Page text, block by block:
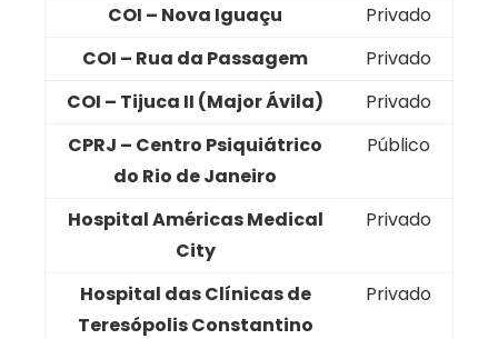
COI – Nova Iguaçu
Privado
COI – Rua da Passagem
Privado
COI – Tijuca II (Major Ávila)
Privado
CPRJ – Centro Psiquiátrico
do Rio de Janeiro
Público
Hospital Américas Medical
City
Privado
Hospital das Clínicas de
Teresópolis Constantino
Privado